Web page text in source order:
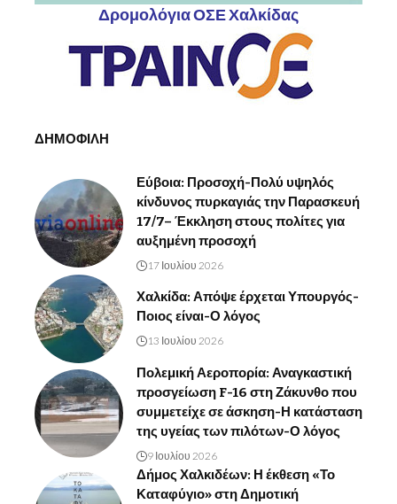
Δρομολόγια ΟΣΕ Χαλκίδας
ΔΗΜΟΦΙΛΗ
Εύβοια: Προσοχή-Πολύ υψηλός
κίνδυνος πυρκαγιάς την Παρασκευή
17/7– Έκκληση στους πολίτες για
αυξημένη προσοχή
17 Ιουλίου 2026
Χαλκίδα: Απόψε έρχεται Υπουργός-
Ποιος είναι-Ο λόγος
13 Ιουλίου 2026
Πολεμική Αεροπορία: Αναγκαστική
προσγείωση F-16 στη Ζάκυνθο που
συμμετείχε σε άσκηση-Η κατάσταση
της υγείας των πιλότων-Ο λόγος
9 Ιουλίου 2026
Δήμος Χαλκιδέων: Η έκθεση «Το
Καταφύγιο» στη Δημοτική